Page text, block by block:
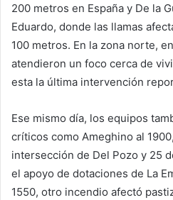
200 metros en España y De la
Eduardo, donde las llamas
100 metros. En la zona norte,
atendieron un foco cerca de
esta la última intervención
Ese mismo día, los equipos
críticos como Ameghino al
intersección de Del Pozo y 25
el apoyo de dotaciones de La
1550, otro incendio afectó